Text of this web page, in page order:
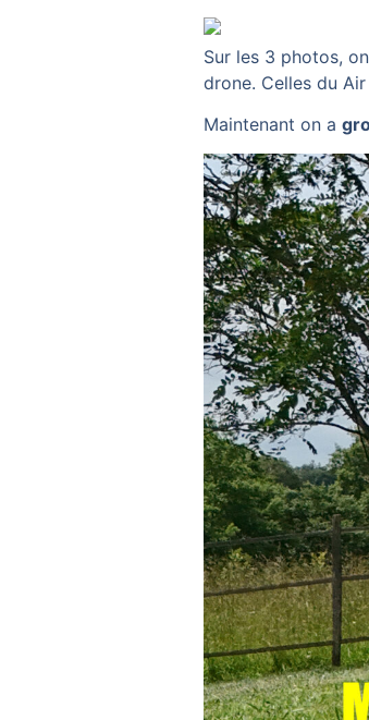
Sur les 3 photos,
drone. Celles du
Maintenant on a